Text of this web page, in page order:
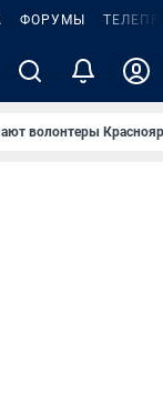
ФОРУМЫ
волонтеры